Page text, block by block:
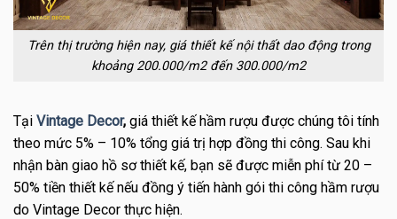
Trên thị trường hiện nay, giá thiết kế nội thất dao động trong
khoảng 200.000/m2 đến 300.000/m2
Tại Vintage Decor, giá thiết kế hầm rượu được chúng tôi tính
theo mức 5% – 10% tổng giá trị hợp đồng thi công. Sau khi
nhận bàn giao hồ sơ thiết kế, bạn sẽ được miễn phí từ 20 –
50% tiền thiết kế nếu đồng ý tiến hành gói thi công hầm rượu
do Vintage Decor thực hiện.